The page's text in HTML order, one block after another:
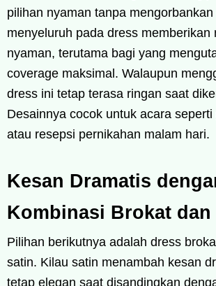
pilihan nyaman tanpa
menyeluruh pada dress memberikan
nyaman, terutama bagi yang
coverage maksimal. Walaupun
dress ini tetap terasa ringan saat
Desainnya cocok untuk acara
atau resepsi pernikahan malam hari.
Kesan Dramatis
Kombinasi Brokat dan
Pilihan berikutnya adalah dress
satin. Kilau satin menambah kesan
tetap elegan saat disandingkan